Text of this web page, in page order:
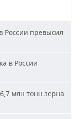
России превысил
в России
млн тонн зерна